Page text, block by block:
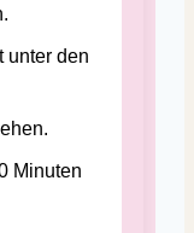
unter den
Minuten